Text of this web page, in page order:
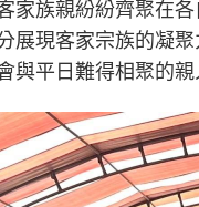
家族親紛紛齊聚在
展現客家宗族的凝
與平日難得相聚的